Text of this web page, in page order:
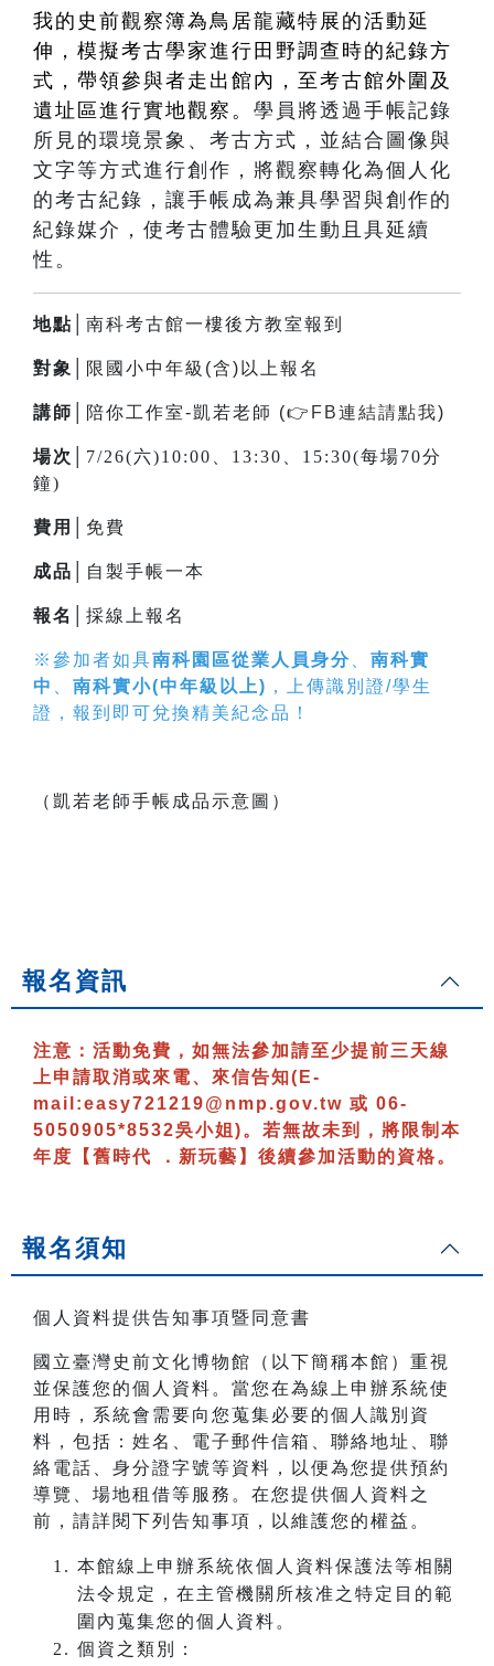
我的史前觀察簿為鳥居龍藏特展的活動延
伸，模擬考古學家進行田野調查時的紀錄方
式，帶領參與者走出館內，至考古館外圍及
遺址區進行實地觀察。 學員將透過手帳記錄
所見的環境景象、考古方式，並結合圖像與
文字等方式進行創作，將觀察轉化為個人化
的考古紀錄，讓手帳成為兼具學習與創作的
紀錄媒介，使考古體驗更加生動且具延續
性。
地點│ 南科考古館一樓後方教室報到
對象│ 限國小中年級(含)以上報名
講師│ 陪你工作室-凱若老師 (👉 FB連結請點我)
場次│ 7/26(六)10:00、13:30、15:30(每場70分
鐘)
費用│ 免費
成品│ 自製手帳一本
報名│ 採線上報名
※參加者如具南科園區從業人員身分
南科實
中
南科實小(中年級以上) ，上傳識別證/學生
證，報到即可兌換精美紀念品！
（凱若老師手帳成品示意圖）
報名資訊
注意： 活動免費，如無法參加請至少提前三天線
上申請取消或來電、來信告知(E-
mail:easy721219@nmp.gov.tw 或 06-
5050905*8532吳小姐)。若無故未到，將限制本
年度【舊時代 ．新玩藝】後續參加活動的資格。
報名須知
個人資料提供告知事項暨同意書
國立臺灣史前文化博物館（以下簡稱本館）重視
並保護您的個人資料。當您在為線上申辦系統使
用時，系統會需要向您蒐集必要的個人識別資
料，包括：姓名、電子郵件信箱、聯絡地址、聯
絡電話、身分證字號等資料，以便為您提供預約
導覽、場地租借等服務。在您提供個人資料之
前，請詳閱下列告知事項，以維護您的權益。
本館線上申辦系統依個人資料保護法等相關
法令規定，在主管機關所核准之特定目的範
圍內蒐集您的個人資料。
個資之類別：